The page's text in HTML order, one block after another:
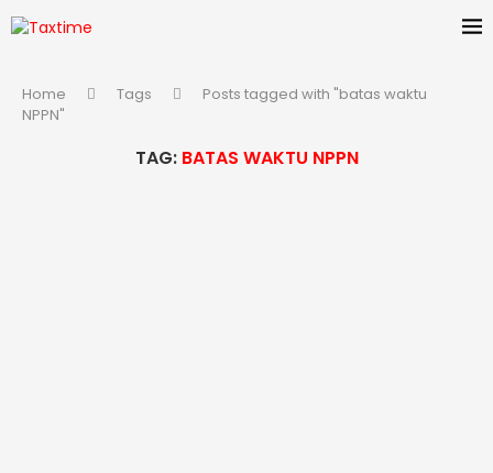
Home Tags
Posts tagged with "batas waktu
NPPN"
TAG: BATAS WAKTU NPPN